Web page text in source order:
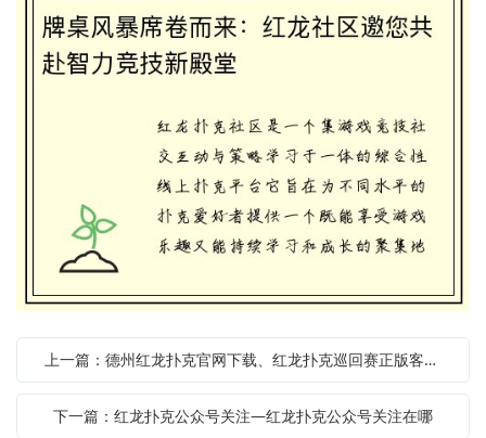
上一篇：德州红龙扑克官网下载、红龙扑克巡回赛正版客户端下载
下一篇：红龙扑克公众号关注—红龙扑克公众号关注在哪